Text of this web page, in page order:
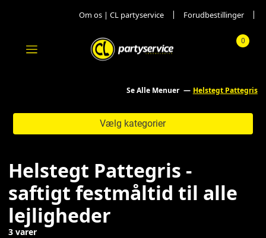
Om os | CL partyservice Forudbestillinger
Menu
0
Helstegt Pattegris
Se Alle Menuer
Vælg kategorier
Helstegt Pattegris -
saftigt festmåltid til alle
lejligheder
3 varer